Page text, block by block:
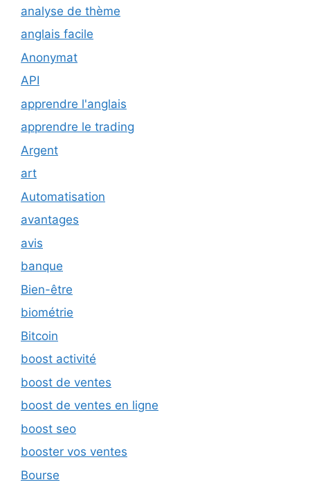
analyse de thème
anglais facile
Anonymat
API
apprendre l'anglais
apprendre le trading
Argent
art
Automatisation
avantages
avis
banque
Bien-être
biométrie
Bitcoin
boost activité
boost de ventes
boost de ventes en ligne
boost seo
booster vos ventes
Bourse